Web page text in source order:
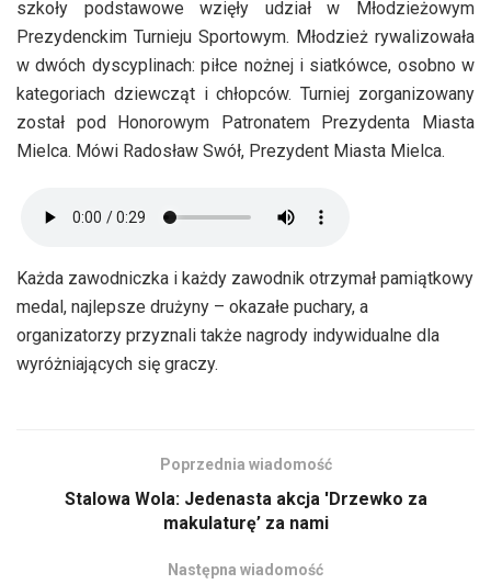
szkoły podstawowe wzięły udział w Młodzieżowym
Prezydenckim Turnieju Sportowym. Młodzież rywalizowała
w dwóch dyscyplinach: piłce nożnej i siatkówce, osobno w
kategoriach dziewcząt i chłopców. Turniej zorganizowany
został pod Honorowym Patronatem Prezydenta Miasta
Mielca. Mówi Radosław Swół, Prezydent Miasta Mielca.
Każda zawodniczka i każdy zawodnik otrzymał pamiątkowy
medal, najlepsze drużyny – okazałe puchary, a
organizatorzy przyznali także nagrody indywidualne dla
wyróżniających się graczy.
Poprzednia wiadomość
Stalowa Wola: Jedenasta akcja 'Drzewko za
makulaturę’ za nami
Następna wiadomość